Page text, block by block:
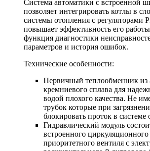
Система автоматики с встроенной
позволяет интегрировать котлы в
системы отопления с регуляторами
повышает эффективность его
функция диагностики
параметров и история ошибок.
Технические особенности:
Первичный теплообменник
кремниевого сплава для
водой плохого качества. Не
трубок которые при
блокировать проток в системе
Гидравлический модуль
встроенного циркуляционного
приоритетного вентиля с